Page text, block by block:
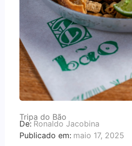
Tripa do Bão
De: Ronaldo Jacobina
Publicado em: maio 17, 2025